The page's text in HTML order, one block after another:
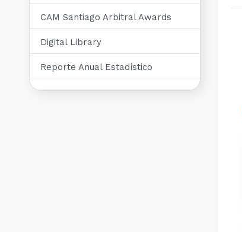
CAM Santiago Arbitral Awards
Digital Library
Reporte Anual Estadístico